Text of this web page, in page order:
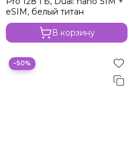
Apple iPhone 14
Apple iPhone 13
eSIM, белый титан
В корзину
−50%